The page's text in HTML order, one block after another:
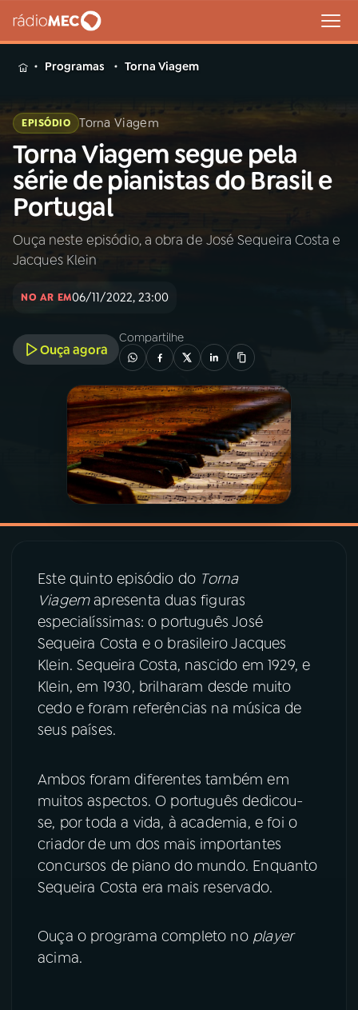
MENU
Buscar
na
Rádio
MEC
Buscar
Início AO VIVO
INÍCIO
A RÁDIO
PROGRAMAÇÃO
PROGRAMAS
PODCASTS
07ÚLTIMAS
08PRÊMIO RÁDIO MEC
ACOMPANHE A RÁDIO MEC
TikTok
Programas Torna Viagem
EPISÓDIO Torna Viagem
Torna Viagem segue pela
série de pianistas do Brasil e
Portugal
Ouça neste episódio, a obra de José Sequeira Costa e
Jacques Klein
NO AR EM06/11/2022, 23:00
Ouça agora
Compartilhe
Este quinto episódio do Torna
Viagemapresenta duas figuras
especialíssimas: o português José
Sequeira Costa e o brasileiro Jacques
Klein. Sequeira Costa, nascido em 1929, e
Klein, em 1930, brilharam desde muito
cedo e foram referências na música de
seus países.
Ambos foram diferentes também em
muitos aspectos. O português dedicou-
se, por toda a vida, à academia, e foi o
criador de um dos mais importantes
concursos de piano do mundo. Enquanto
Sequeira Costa era mais reservado.
Ouça o programa completo no player
acima.